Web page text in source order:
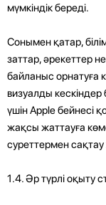
мүмкіндік береді.
Сонымен қатар,
заттар, әрекеттер
байланыс орнатуға
визуалды
үшін Apple бейнесі
жақсы жаттауға
суреттермен
1.4. Әр түрлі оқыту